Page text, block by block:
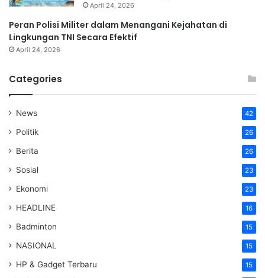
April 24, 2026
Peran Polisi Militer dalam Menangani Kejahatan di
Lingkungan TNI Secara Efektif
April 24, 2026
Categories
News 42
Politik 26
Berita 26
Sosial 23
Ekonomi 23
HEADLINE 16
Badminton 15
NASIONAL 15
HP & Gadget Terbaru 15